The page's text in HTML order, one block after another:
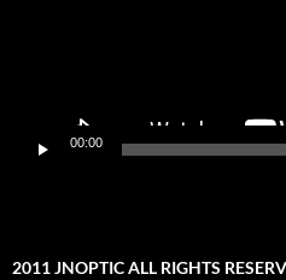
00:00
2011 JNOPTIC ALL RIGHTS